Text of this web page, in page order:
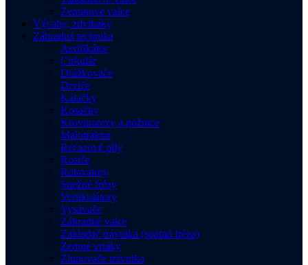
Zeminové valce
Výťahy, zdviháky
Záhradná technika
Aerifikátor
Cirkulár
Drážkovače
Drviče
Kálačky
Kosačky
Krovinorezy a nožnice
Malotraktor
Reťazové píly
Rosiče
Rotavátory
Snežné frézy
Vertikulátory
Vysávače
Záhradné valce
Zakladač trávnika (spätná fréza)
Zemné vrtáky
Zlupovače trávnika